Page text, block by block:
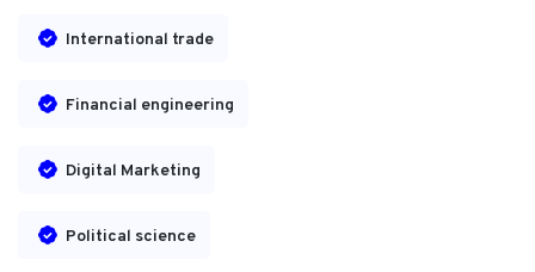
International trade
Financial engineering
Digital Marketing
Political science